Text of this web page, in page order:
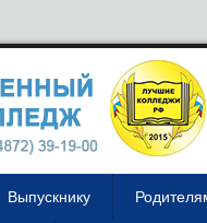
Выпускнику